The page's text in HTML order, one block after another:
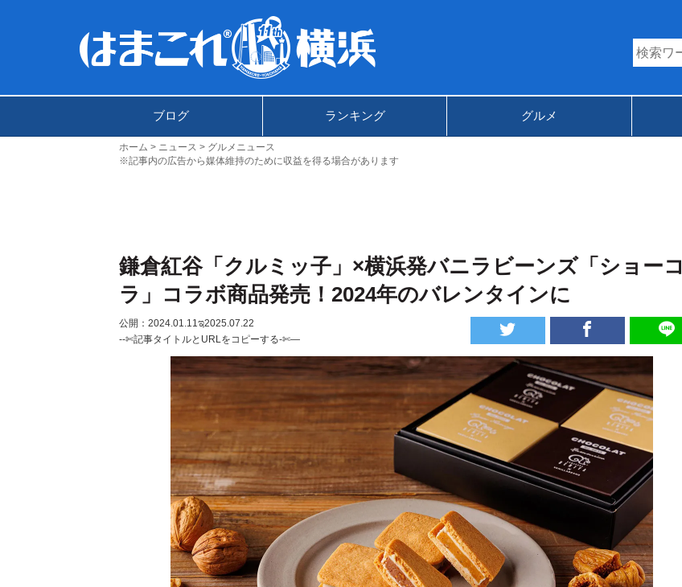
ブログ ランキング グルメ
ホーム ニュース
グルメニュース
※記事内の広告から媒体維持のために収益を得る場合があります
鎌倉紅谷「クルミッ子」×横浜発バニラビーンズ「ショーコ
ラ」コラボ商品発売！2024年のバレンタインに
公開：2024.01.11 ಇ2025.07.22
--✄記事タイトルとURLをコピーする-✄—